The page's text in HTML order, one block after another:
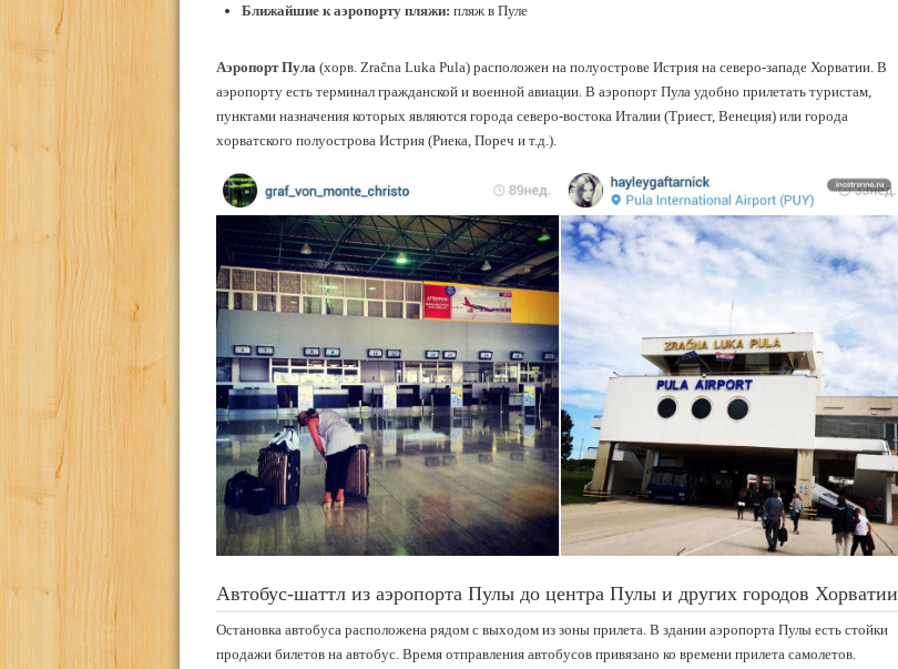
Ближайшие к аэропорту пляжи:пляж в Пуле
Аэропорт Пула (хорв. Zračna Luka Pula) расположен на полуострове Истрия на северо-западе Хорватии. В
аэропорту есть терминал гражданской и военной авиации. В аэропорт Пула удобно прилетать туристам,
пунктами назначения которых являются города северо-востока Италии (Триест, Венеция) или города
хорватского полуострова Истрия (Риека, Пореч и т.д.).
Автобус-шаттл из аэропорта Пулы до центра Пулы и других городов Хорватии
Остановка автобуса расположена рядом с выходом из зоны прилета. В здании аэропорта Пулы есть стойки
продажи билетов на автобус. Время отправления автобусов привязано ко времени прилета самолетов.